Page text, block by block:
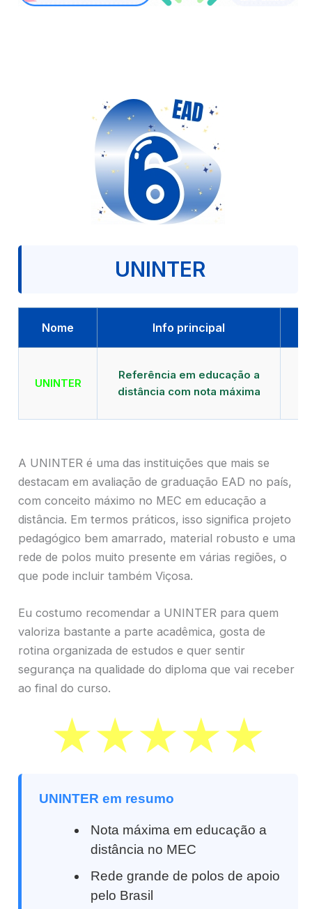
UNINTER
Nome Info principal
UNINTER
Referência em educação a
distância com nota máxima
A UNINTER é uma das instituições que mais se
destacam em avaliação de graduação EAD no país,
com conceito máximo no MEC em educação a
distância. Em termos práticos, isso significa projeto
pedagógico bem amarrado, material robusto e uma
rede de polos muito presente em várias regiões, o
que pode incluir também Viçosa.
Eu costumo recomendar a UNINTER para quem
valoriza bastante a parte acadêmica, gosta de
rotina organizada de estudos e quer sentir
segurança na qualidade do diploma que vai receber
ao final do curso.
UNINTER em resumo
Nota máxima em educação a
distância no MEC
Rede grande de polos de apoio
pelo Brasil